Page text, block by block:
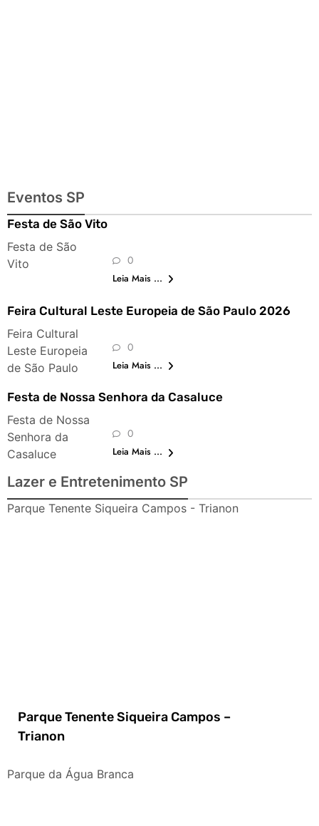
Eventos SP
Festa de São Vito
Festa de São
Vito
0
Leia Mais ...
Feira Cultural Leste Europeia de São Paulo 2026
Feira Cultural
Leste Europeia
de São Paulo
0
Leia Mais ...
Festa de Nossa Senhora da Casaluce
Festa de Nossa
Senhora da
Casaluce
0
Leia Mais ...
Lazer e Entretenimento SP
Parque Tenente Siqueira Campos - Trianon
Parque Tenente Siqueira Campos –
Trianon
Parque da Água Branca